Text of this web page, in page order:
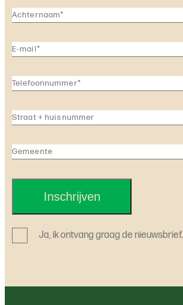
Inschrijven
Ja, ik ontvang graag de nieuwsbrief.